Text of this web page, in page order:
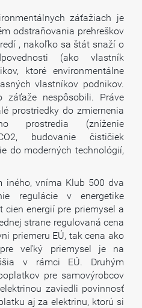
záťažiach je
odstraňovania prehreškov
, nakoľko sa štát snaží o
(ako vlastník
ktoré environmentálne
vlastníkov podnikov.
nespôsobili. Práve
prostriedky do zmiernenia
prostredia (zníženie
budovanie čističiek
do moderných technológií,
iného, vníma Klub 500 dva
regulácie v energetike
cien energií pre priemysel a
strane regulovaná cena
priemeru EÚ, tak cena ako
veľký priemysel je na
v rámci EÚ. Druhým
pre samovýrobcov
zaviedli povinnosť
aj za elektrinu, ktorú si